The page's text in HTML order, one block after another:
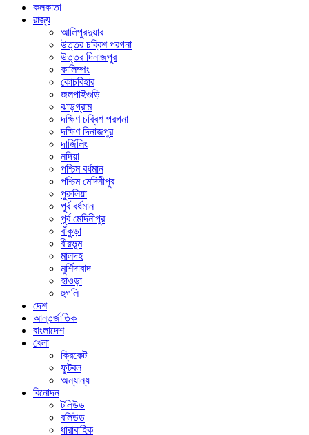
কলকাতা
রাজ্য
আলিপুরদুয়ার
উত্তর চব্বিশ পরগনা
উত্তর দিনাজপুর
কালিম্পং
কোচবিহার
জলপাইগুড়ি
ঝাড়গ্রাম
দক্ষিণ চব্বিশ পরগনা
দক্ষিণ দিনাজপুর
দার্জিলিং
নদিয়া
পশ্চিম বর্ধমান
পশ্চিম মেদিনীপুর
পুরুলিয়া
পূর্ব বর্ধমান
পূর্ব মেদিনীপুর
বাঁকুড়া
বীরভূম
মালদহ
মুর্শিদাবাদ
হাওড়া
হুগলি
দেশ
আন্তর্জাতিক
বাংলাদেশ
খেলা
ক্রিকেট
ফুটবল
অন্যান্য
বিনোদন
টলিউড
বলিউড
ধারাবাহিক